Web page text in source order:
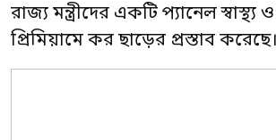
রাজ্য মন্ত্রীদের একটি প্যানেল
প্রিমিয়ামে কর ছাড়ের প্রস্তাব করেছে।